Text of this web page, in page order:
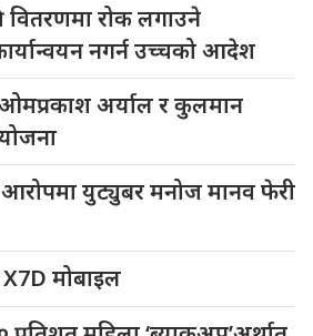
वितरणमा रोक लगाउने
नगर्न उच्चको आदेश
ओमप्रकाश अर्याल र कुलमान
युट्युबर मनोज मानव फेरी
मोबाइल